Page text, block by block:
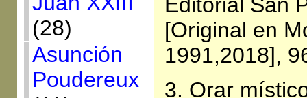
(28)
Asunción
Poudereux
Editorial San
[Original en
1991,2018],
3. Orar